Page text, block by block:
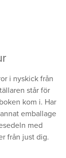
i nyskick från
står för
kom i. Har
emballage
med
från just dig.